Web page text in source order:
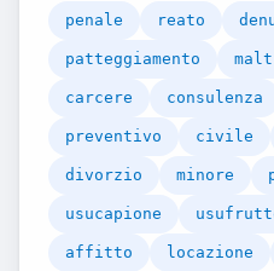
penale reato
patteggiamento
carcere consulenza
preventivo civile
divorzio minore
usucapione
affitto locazione